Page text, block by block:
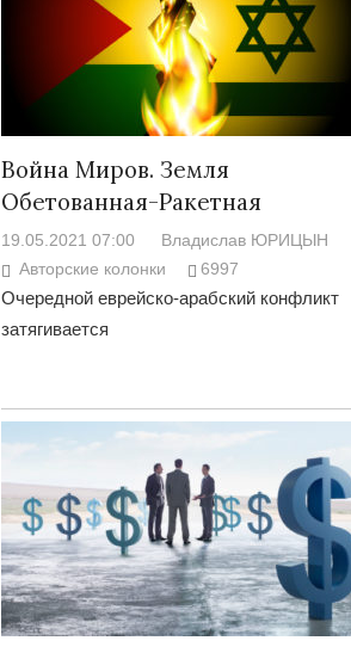
Война Миров. Земля
Обетованная-Ракетная
19.05.2021 07:00
Владислав ЮРИЦЫН
Авторские колонки
6997
Очередной еврейско-арабский конфликт
затягивается